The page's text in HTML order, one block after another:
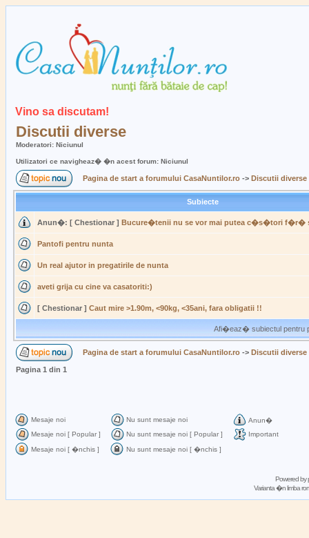
Vino sa discutam!
Discutii diverse
Moderatori: Niciunul
Utilizatori ce navigheaz� �n acest forum: Niciunul
Pagina de start a forumului CasaNuntilor.ro -> Discutii diverse
Subiecte
Anun�: [ Chestionar ] Bucure�tenii nu se vor mai putea c�s�tori f�r�
Pantofi pentru nunta
Un real ajutor in pregatirile de nunta
aveti grija cu cine va casatoriti:)
[ Chestionar ] Caut mire >1.90m, <90kg, <35ani, fara obligatii !!
Afi�eaz� subiectul pentru
Pagina de start a forumului CasaNuntilor.ro -> Discutii diverse
Pagina 1 din 1
Mesaje noi Nu sunt mesaje noi
Anun�
Mesaje noi [ Popular ]
Nu sunt mesaje noi [ Popular ]
Important
Mesaje noi [ �nchis ]
Nu sunt mesaje noi [ �nchis ]
Powered by
Varianta �n limba